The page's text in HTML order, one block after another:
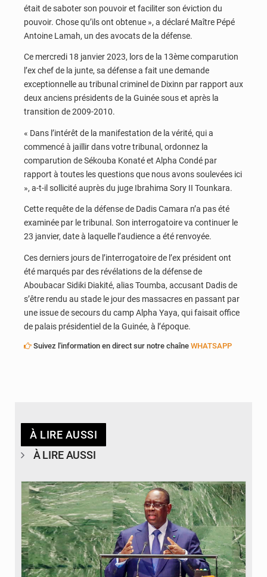
était de saboter son pouvoir et faciliter son éviction du
pouvoir. Chose qu’ils ont obtenue », a déclaré Maître Pépé
Antoine Lamah, un des avocats de la défense.
Ce mercredi 18 janvier 2023, lors de la 13ème comparution
l’ex chef de la junte, sa défense a fait une demande
exceptionnelle au tribunal criminel de Dixinn par rapport aux
deux anciens présidents de la Guinée sous et après la
transition de 2009-2010.
« Dans l’intérêt de la manifestation de la vérité, qui a
commencé à jaillir dans votre tribunal, ordonnez la
comparution de Sékouba Konaté et Alpha Condé par
rapport à toutes les questions que nous avons soulevées ici
», a-t-il sollicité auprès du juge Ibrahima Sory II Tounkara.
Cette requête de la défense de Dadis Camara n’a pas été
examinée par le tribunal. Son interrogatoire va continuer le
23 janvier, date à laquelle l’audience a été renvoyée.
Ces derniers jours de l’interrogatoire de l’ex président ont
été marqués par des révélations de la défense de
Aboubacar Sidiki Diakité, alias Toumba, accusant Dadis de
s’être rendu au stade le jour des massacres en passant par
une issue de secours du camp Alpha Yaya, qui faisait office
de palais présidentiel de la Guinée, à l’époque.
Suivez l'information en direct sur notre chaîne WHATSAPP
À LIRE AUSSI
À LIRE AUSSI
© DAOU